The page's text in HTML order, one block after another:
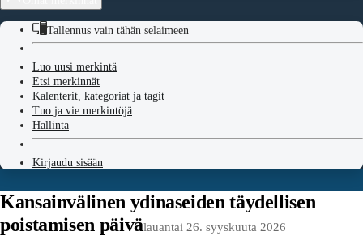
Tallennus vain tähän selaimeen
Luo uusi merkintä
Etsi merkinnät
Kalenterit, kategoriat ja tagit
Tuo ja vie merkintöjä
Hallinta
Kirjaudu sisään
Kansainvälinen ydinaseiden täydellisen
poistamisen päivälauantai 26. syyskuuta 2026